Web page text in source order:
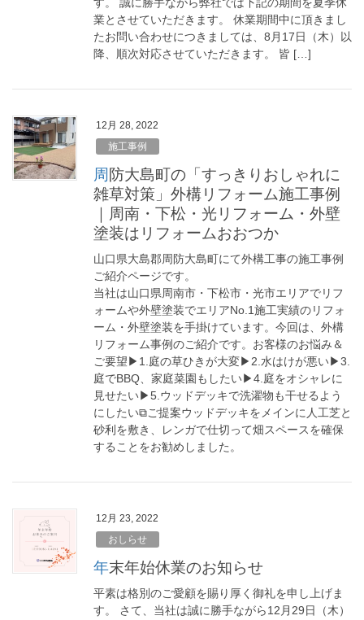
す。 誠に勝手ながら弊社では下記の期間を夏季休
業とさせていただきます。 休業期間中に頂きまし
たお問い合わせにつきましては、8月17日（木）以
降、順次対応させていただきます。 皆 […]
12月 28, 2022
施工事例
周防大島町の「すっきりおしゃれに
雑草対策」外構リフォーム施工事例
｜周南・下松・光リフォーム・外壁
塗装はリフォームおおつか
山口県大島郡周防大島町にて外構工事の施工事例
ご紹介ページです。
当社は山口県周南市・下松市・光市エリアでリフ
ォームや外壁塗装でエリアNo.1施工実績のリフォ
ーム・外壁塗装を手掛けています。今回は、外構
リフォーム事例のご紹介です。お客様のお悩み＆
ご要望▶︎1.庭の草ひきが大変▶︎2.水はけが悪い▶︎3.
庭でBBQ、家庭菜園もしたい▶︎4.庭をオシャレに
見せたい▶︎5.ウッドデッキで洗濯物も干せるよう
にしたい⧉ご提案ウッドデッキをメインに人工芝と
砂利を敷き、レンガで仕切って畑スペースを確保
することをお勧めしました。
12月 23, 2022
おしらせ
年末年始休業のお知らせ
平素は格別のご愛顧を賜り厚く御礼を申し上げま
す。 さて、当社は誠に勝手ながら12月29日（木）